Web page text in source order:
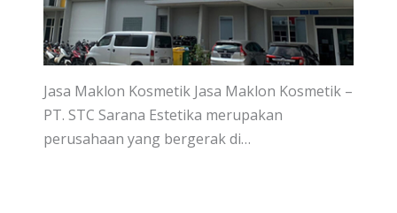
Jasa Maklon Kosmetik Jasa Maklon Kosmetik –
PT. STC Sarana Estetika merupakan
perusahaan yang bergerak di…